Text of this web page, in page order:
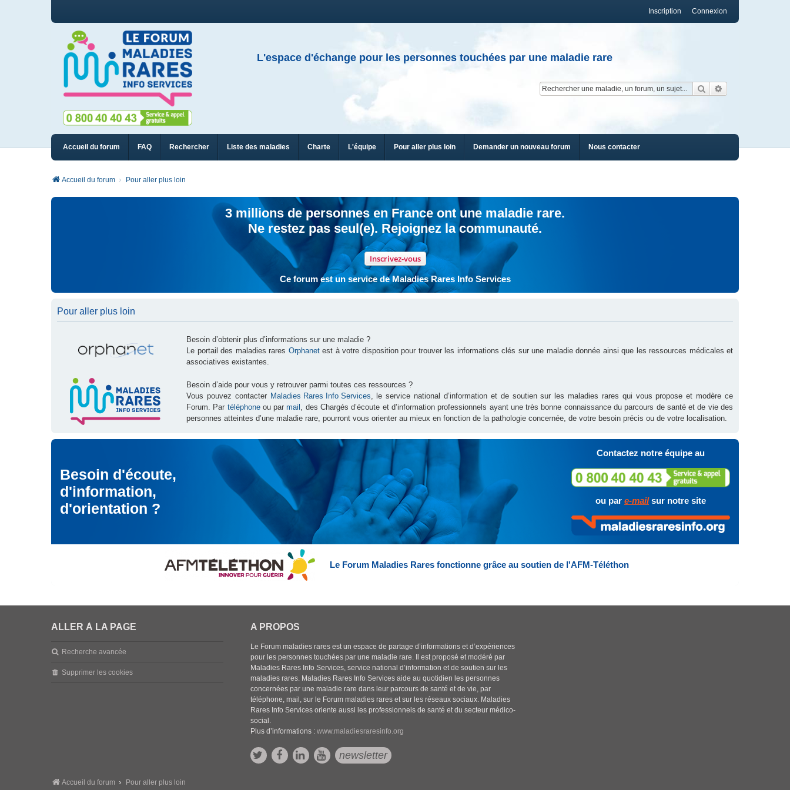
Connexion
Inscription
L'espace d'échange pour les personnes touchées par une maladie rare
Rechercher
Accueil du forum FAQ Rechercher Liste des maladies Charte L'équipe Pour aller plus loin Demander un nouveau forum Nous contacter
Accueil du forum Pour aller plus loin
3 millions de personnes en France ont une maladie rare.
Ne restez pas seul(e). Rejoignez la communauté.
Inscrivez-vous
Ce forum est un service de Maladies Rares Info Services
Pour aller plus loin
Besoin d’obtenir plus d’informations sur une maladie ?
Le portail des maladies rares Orphanetest à votre disposition pour trouver les informations clés sur une maladie donnée ainsi que les ressources médicales et
associatives existantes.
Besoin d’aide pour vous y retrouver parmi toutes ces ressources ?
Vous pouvez contacter Maladies Rares Info Services, le service national d’information et de soutien sur les maladies rares qui vous propose et modère ce
Forum. Par téléphoneou parmail , des Chargés d’écoute et d’information professionnels ayant une très bonne connaissance du parcours de santé et de vie des
personnes atteintes d’une maladie rare, pourront vous orienter au mieux en fonction de la pathologie concernée, de votre besoin précis ou de votre localisation.
Besoin d'écoute,
d'information,
d'orientation ?
Contactez notre équipe au
ou par e-mailsur notre site
Le Forum Maladies Rares fonctionne grâce au soutien de l'AFM-Téléthon
ALLER À LA PAGE
Recherche avancée
Supprimer les cookies
A PROPOS
Le Forum maladies rares est un espace de partage d’informations et d’expériences
pour les personnes touchées par une maladie rare. Il est proposé et modéré par
Maladies Rares Info Services, service national d’information et de soutien sur les
maladies rares. Maladies Rares Info Services aide au quotidien les personnes
concernées par une maladie rare dans leur parcours de santé et de vie, par
téléphone, mail, sur le Forum maladies rares et sur les réseaux sociaux. Maladies
Rares Info Services oriente aussi les professionnels de santé et du secteur médico-
social.
Plus d’informations :www.maladiesraresinfo.org
newsletter
Accueil du forum Pour aller plus loin